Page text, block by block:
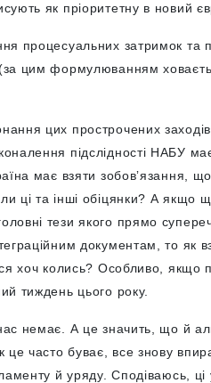
як пріоритетну в новий
процесуальних затримок та
(за цим формулюванням
цих прострочених
підслідності НАБУ
має взяти зобовʼязання,
ці та інші обіцянки? А якщо
тези якого прямо
документам, то як
хоч колись? Особливо,
тиждень цього року.
немає. А це значить, що й
часто буває, все знову
й уряду. Сподіваюсь,